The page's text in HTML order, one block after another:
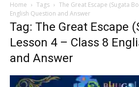
Home Tags
The Great Escape (Sugata
English Question and Answer
Tag: The Great Escape
Lesson 4 – Class 8
and Answer